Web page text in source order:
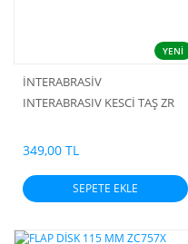
YENİ
İNTERABRASİV
INTERABRASIV KESCİ TAŞ ZR
349,00 TL
SEPETE EKLE